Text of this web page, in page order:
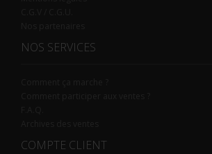
NOS SERVICES
COMPTE CLIENT